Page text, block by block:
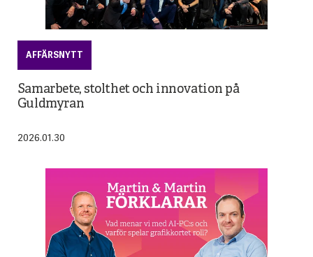
AFFÄRSNYTT
Samarbete, stolthet och innovation på
Guldmyran
2026.01.30